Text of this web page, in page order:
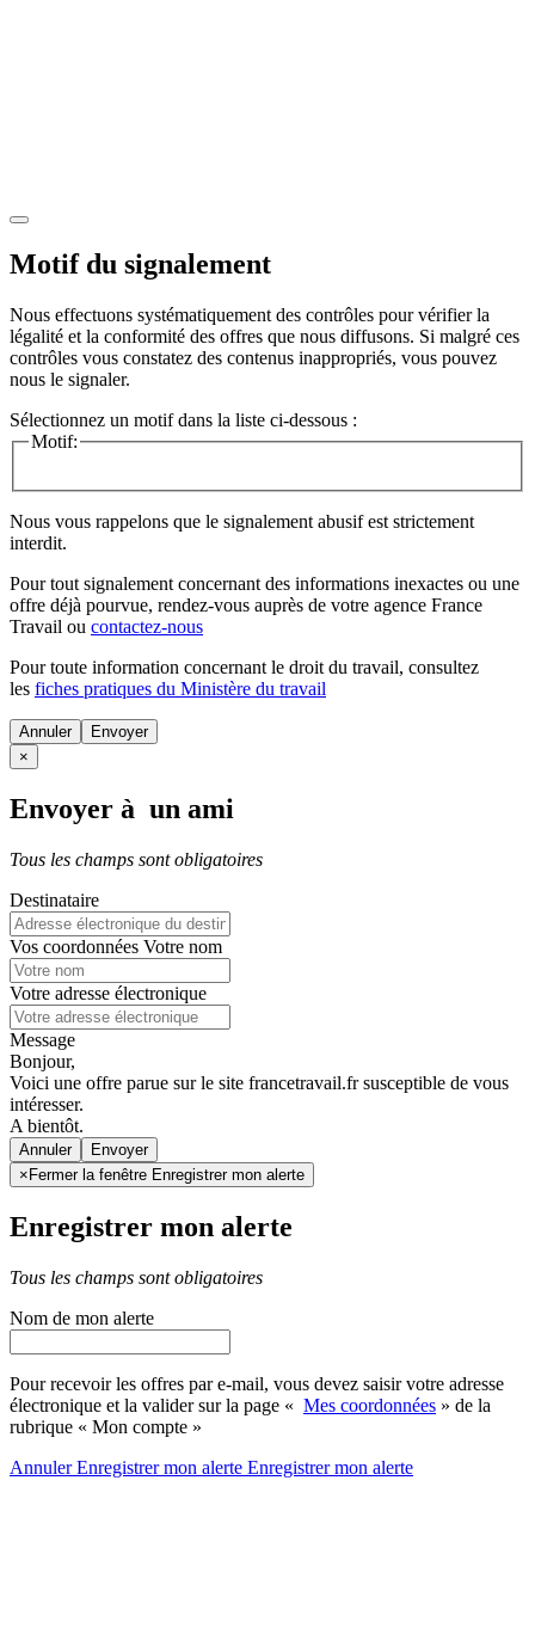
Motif du signalement
Nous effectuons systématiquement des contrôles pour vérifier la
légalité et la conformité des offres que nous diffusons. Si malgré ces
contrôles vous constatez des contenus inappropriés, vous pouvez
nous le signaler.
Sélectionnez un motif dans la liste ci-dessous :
Motif:
Nous vous rappelons que le signalement abusif est strictement
interdit.
Pour tout signalement concernant des informations inexactes ou une
offre déjà pourvue, rendez-vous auprès de votre agence France
Travail ou contactez-nous
Pour toute information concernant le droit du travail, consultez
les fiches pratiques du Ministère du travail
Annuler
×
Envoyer à un ami
Tous les champs sont obligatoires
Destinataire
Vos coordonnées Votre nom
Votre adresse électronique
Message
Bonjour,
Voici une offre parue sur le site francetravail.fr susceptible de vous
intéresser.
A bientôt.
Annuler
× Fermer la fenêtre Enregistrer mon alerte
Enregistrer mon alerte
Tous les champs sont obligatoires
Nom de mon alerte
Pour recevoir les offres par e-mail, vous devez saisir votre adresse
électronique et la valider sur la page « Mes coordonnées » de la
rubrique « Mon compte »
AnnulerEnregistrer mon alerte Enregistrermon alerte